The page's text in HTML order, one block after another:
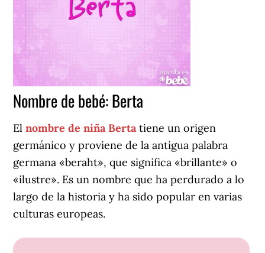
Nombre de bebé: Berta
Elnombre de niña Bertatiene un origen
germánico y proviene de la antigua palabra
germana «beraht», que significa «brillante» o
«ilustre». Es un nombre que ha perdurado a lo
largo de la historia y ha sido popular en varias
culturas europeas.